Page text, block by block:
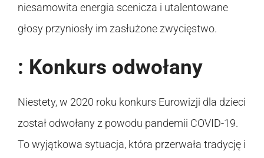
niesamowita energia scenicza i utalentowane
głosy przyniosły im zasłużone zwycięstwo.
: Konkurs odwołany
Niestety, w 2020 roku konkurs Eurowizji dla dzieci
został odwołany z powodu pandemii COVID-19.
To wyjątkowa sytuacja, która przerwała tradycję i